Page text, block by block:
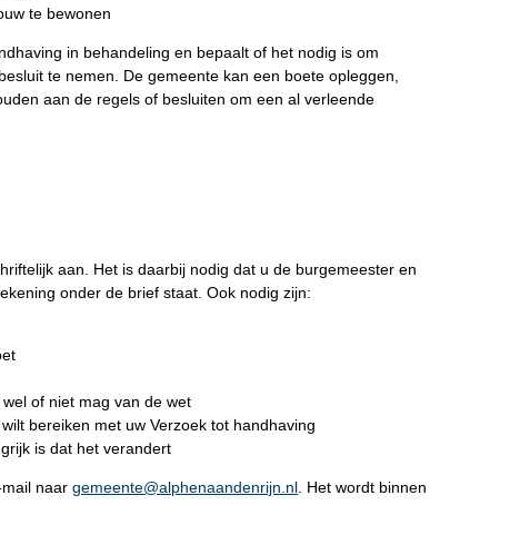
te bewonen
in behandeling en bepaalt of het nodig is om
te nemen. De gemeente kan een boete opleggen,
aan de regels of besluiten om een al verleende
aan. Het is daarbij nodig dat u de burgemeester en
onder de brief staat. Ook nodig zijn:
of niet mag van de wet
bereiken met uw Verzoek tot handhaving
is dat het verandert
mail naargemeente@alphenaandenrijn.nl . Het wordt binnen